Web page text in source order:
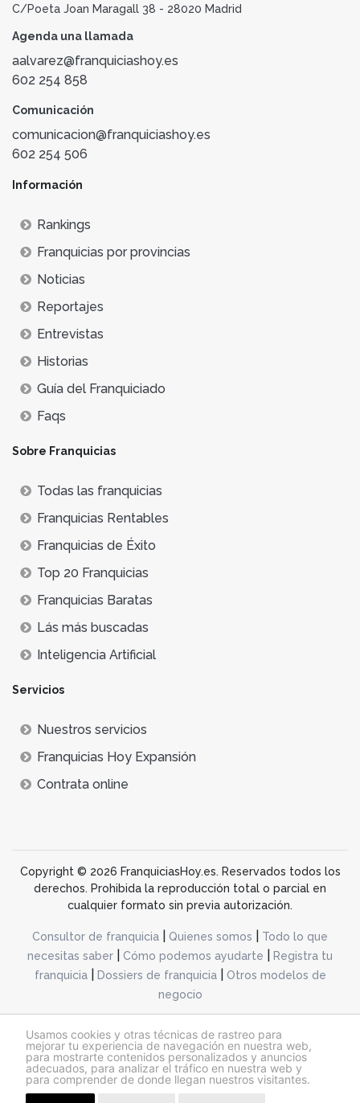
Usamos cookies y otras técnicas de rastreo para
mejorar tu experiencia de navegación en nuestra web,
para mostrarte contenidos personalizados y anuncios
adecuados, para analizar el tráfico en nuestra web y
para comprender de donde llegan nuestros visitantes.
C/Poeta Joan Maragall 38 - 28020 Madrid
Agenda una llamada
aalvarez@franquiciashoy.es
602 254 858
Comunicación
comunicacion@franquiciashoy.es
602 254 506
Información
Rankings
Franquicias por provincias
Noticias
Reportajes
Entrevistas
Historias
Guía del Franquiciado
Faqs
Sobre Franquicias
Todas las franquicias
Franquicias Rentables
Franquicias de Éxito
Top 20 Franquicias
Franquicias Baratas
Lás más buscadas
Inteligencia Artificial
Servicios
Nuestros servicios
Franquicias Hoy Expansión
Contrata online
Copyright © 2026 FranquiciasHoy.es. Reservados todos los
derechos. Prohibida la reproducción total o parcial en
cualquier formato sin previa autorización.
Consultor de franquicia Quienes somos
Todo lo que
necesitas saber
Cómo podemos ayudarte
Registra tu
franquicia| Dossiers de franquicia|
Otros modelos de
negocio
@franquiciashoy.es |Aviso legal| Política de cookies|Política de privacidad